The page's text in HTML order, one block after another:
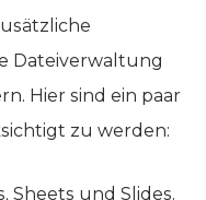
Dateiverwaltung
Hier sind ein paar
zu werden:
Sheets und Slides.